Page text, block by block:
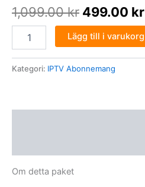
1,099.00kr 499.00 kr
Lägg till i varukorg
Kategori: IPTV Abonnemang
Om detta paket